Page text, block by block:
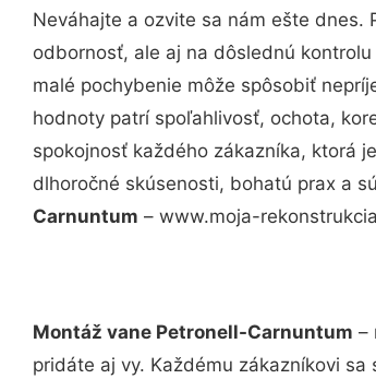
Neváhajte a ozvite sa nám ešte dnes.
odbornosť, ale aj na dôslednú
malé pochybenie môže spôsobiť
hodnoty patrí spoľahlivosť, ochota,
spokojnosť každého zákazníka, ktorá
dlhoročné skúsenosti, bohatú prax a
Carnuntum – www.moja-
Montáž vane Petronell-Carnuntum –
pridáte aj vy. Každému zákazníkovi